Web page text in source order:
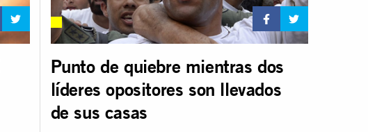
Punto de quiebre mientras dos
líderes opositores son llevados
de sus casas